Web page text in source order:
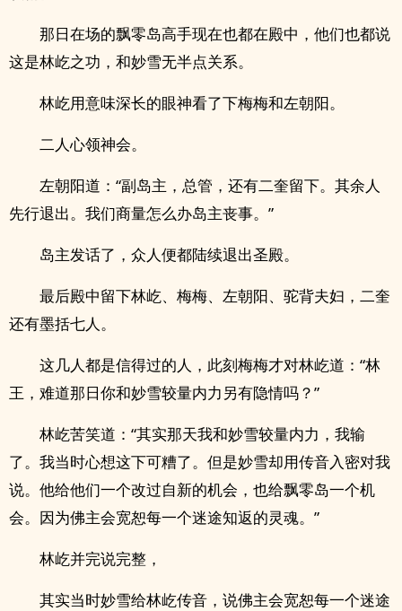
那日在场的飘零岛高手现在也都在殿中，他们也都说
这是林屹之功，和妙雪无半点关系。
林屹用意味深长的眼神看了下梅梅和左朝阳。
二人心领神会。
左朝阳道：“副岛主，总管，还有二奎留下。其余人
先行退出。我们商量怎么办岛主丧事。”
岛主发话了，众人便都陆续退出圣殿。
最后殿中留下林屹、梅梅、左朝阳、驼背夫妇，二奎
还有墨括七人。
这几人都是信得过的人，此刻梅梅才对林屹道：“林
王，难道那日你和妙雪较量内力另有隐情吗？”
林屹苦笑道：“其实那天我和妙雪较量内力，我输
了。我当时心想这下可糟了。但是妙雪却用传音入密对我
说。他给他们一个改过自新的机会，也给飘零岛一个机
会。因为佛主会宽恕每一个迷途知返的灵魂。”
林屹并完说完整，
其实当时妙雪给林屹传音，说佛主会宽恕每一个迷途